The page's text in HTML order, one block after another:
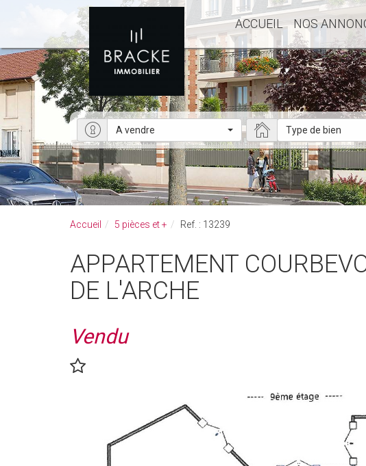
ACCUEIL NOS
A vendre Type de bien
Accueil 5 pièces et + Ref. : 13239
APPARTEMENT COURBEVOIE 5 PIÈCES DE 104M² COURBEVOIE - FBG
DE L'ARCHE
Vendu